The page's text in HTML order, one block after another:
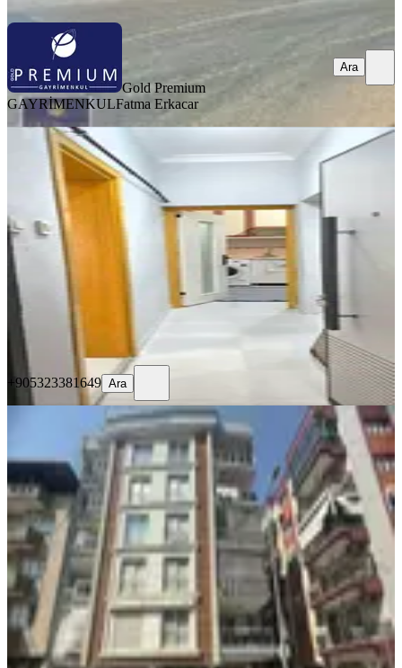
Gold Premium
GAYRİMENKULFatma Erkacar
Ara
3+1 Kiralık Daire Aydın Efeler
Kurtuluş Mhlsnde
Efeler, Kurtuluş Mahallesi
3+1
110 m² Yüksek giriş·06.08.2026
22.500 ₺
+905323381649
Ara
+905323381649 Ara
Remax Pın Gayrimenkul'den Kiralık
3+1 Full Eşyalı Daire!
Efeler, Efeler Mahallesi
3+1·130 m²· ·06.08.2026
40.000 ₺
Remax Pin Emre Özkaya
Ara